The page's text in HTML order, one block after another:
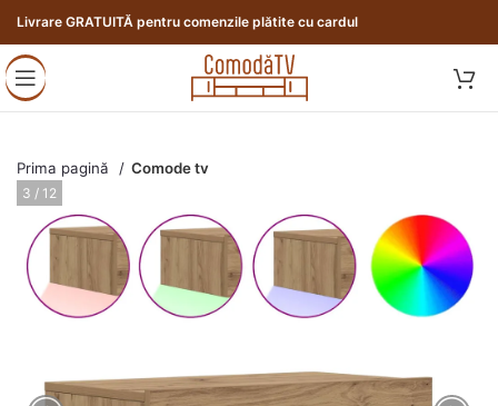
Livrare GRATUITĂ pentru comenzile plătite cu cardul
Prima pagină Comode tv
3 / 12